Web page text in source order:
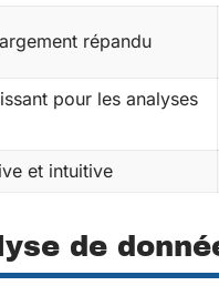
répandu
pour les analyses
et intuitive
de